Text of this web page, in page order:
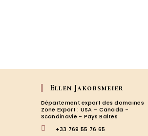
Ellen Jakobsmeier
Département export des domaines
Zone Export : USA - Canada -
Scandinavie - Pays Baltes
+33 769 55 76 65